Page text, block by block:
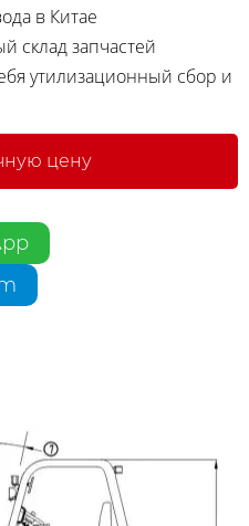
в Китае
склад запчастей
утилизационный сбор и
цену